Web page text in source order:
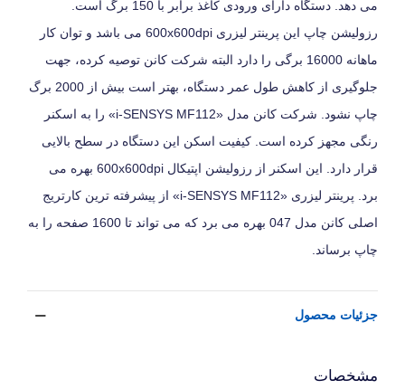
می دهد. دستگاه دارای ورودی کاغذ برابر با 150 برگ است.
رزولیشن چاپ این پرینتر لیزری 600x600dpi می باشد و توان کار
ماهانه 16000 برگی را دارد البته شرکت کانن توصیه کرده، جهت
جلوگیری از کاهش طول عمر دستگاه، بهتر است بیش از 2000 برگ
چاپ نشود. شرکت کانن مدل «i-SENSYS MF112» را به اسکنر
رنگی مجهز کرده است. کیفیت اسکن این دستگاه در سطح بالایی
قرار دارد. این اسکنر از رزولیشن اپتیکال 600x600dpi بهره می
برد. پرینتر لیزری «i-SENSYS MF112» از پیشرفته ترین کارتریج
اصلی کانن مدل 047 بهره می برد که می تواند تا 1600 صفحه را به
چاپ برساند.
جزئیات محصول
مشخصات